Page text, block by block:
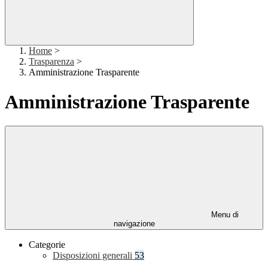
Home >
Trasparenza >
Amministrazione Trasparente
Amministrazione Trasparente
Menu di
navigazione
Categorie
Disposizioni generali 53